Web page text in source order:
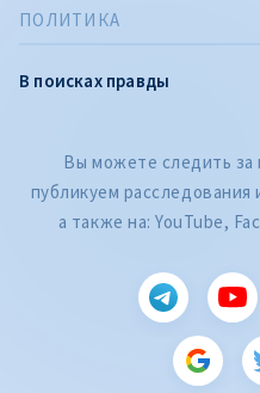
ПОЛИТИКА
В поисках правды
Вы можете следить за
публикуем
а также на: YouTube,